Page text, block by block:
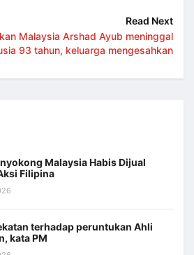
Read Next
Malaysia Arshad Ayub meninggal
93 tahun, keluarga mengesahkan
Malaysia Habis Dijual
Filipina
terhadap peruntukan Ahli
kata PM